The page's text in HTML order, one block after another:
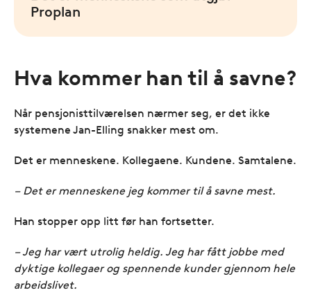
Proplan
Hva kommer han til å savne?
Når pensjonisttilværelsen nærmer seg, er det ikke
systemene Jan-Elling snakker mest om.
Det er menneskene. Kollegaene. Kundene. Samtalene.
– Det er menneskene jeg kommer til å savne mest.
Han stopper opp litt før han fortsetter.
– Jeg har vært utrolig heldig. Jeg har fått jobbe med
dyktige kollegaer og spennende kunder gjennom hele
arbeidslivet.